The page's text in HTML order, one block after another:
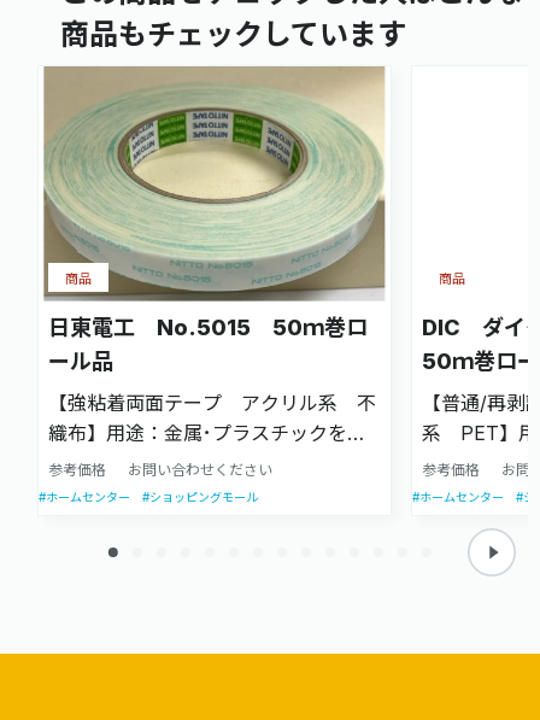
商品もチェックしています
日東電工 No.5015 50ｍ巻ロ
ール品
【強粘着両面テープ アクリル系 不
織布】用途：金属･プラスチックをは
じめさまざまな被着体
参考価格 お問い合わせください
商品
#ホームセンター #ショッピングモール
DIC ダイ
50ｍ巻ロ
【普通/再
系 PET】用
リサイクル
参考価格 お問
商品
#ホームセンター #シ